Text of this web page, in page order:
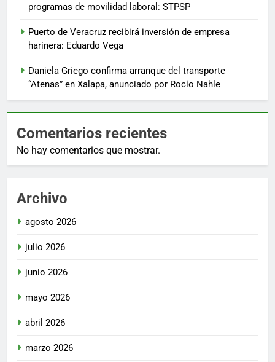
programas de movilidad laboral: STPSP
Puerto de Veracruz recibirá inversión de empresa
harinera: Eduardo Vega
Daniela Griego confirma arranque del transporte
“Atenas” en Xalapa, anunciado por Rocío Nahle
Comentarios recientes
No hay comentarios que mostrar.
Archivo
agosto 2026
julio 2026
junio 2026
mayo 2026
abril 2026
marzo 2026